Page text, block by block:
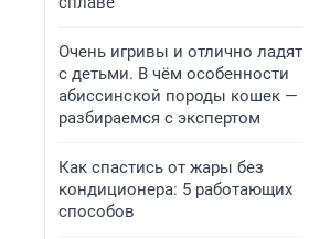
Очень игривы и отлично ладят
с детьми. В чём особенности
абиссинской породы кошек —
разбираемся с экспертом
Как спастись от жары без
кондиционера: 5 работающих
способов